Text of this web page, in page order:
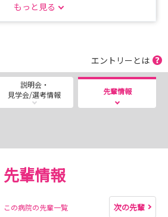
22日（水）・7月23日（木）13：00
水）・9月17日（木）13：00
（水）・10月15日（木）13：
望日にエントリーください。
合、開催中止となる可能性が
もっと見る
エントリーとは
説明会・
見学会/選考情報
先輩情報
先輩情報
この病院の先輩一覧 次の先輩